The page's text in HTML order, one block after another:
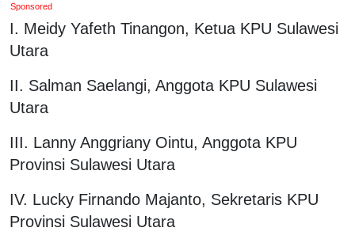
Sponsored
I. Meidy Yafeth Tinangon, Ketua KPU Sulawesi
Utara
II. Salman Saelangi, Anggota KPU Sulawesi
Utara
III. Lanny Anggriany Ointu, Anggota KPU
Provinsi Sulawesi Utara
IV. Lucky Firnando Majanto, Sekretaris KPU
Provinsi Sulawesi Utara